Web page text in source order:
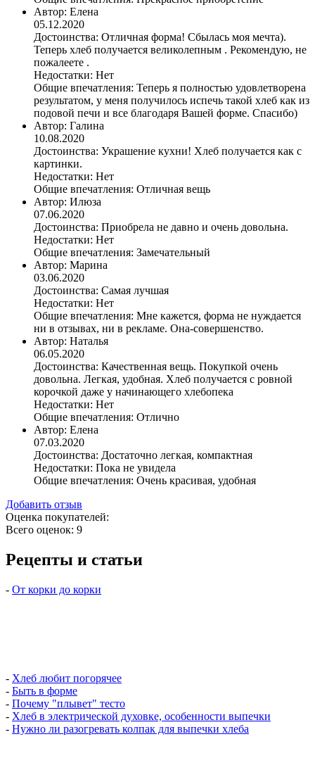
Автор: Елена
05.12.2020
Достоинства: Отличная форма! Сбылась моя мечта).
Теперь хлеб получается великолепным . Рекомендую, не
пожалеете .
Недостатки: Нет
Общие впечатления: Теперь я полностью удовлетворена
результатом, у меня получилось испечь такой хлеб как из
подовой печи и все благодаря Вашей форме. Спасибо)
Автор: Галина
10.08.2020
Достоинства: Украшение кухни! Хлеб получается как с
картинки.
Недостатки: Нет
Общие впечатления: Отличная вещь
Автор: Илюза
07.06.2020
Достоинства: Приобрела не давно и очень довольна.
Недостатки: Нет
Общие впечатления: Замечательный
Автор: Марина
03.06.2020
Достоинства: Самая лучшая
Недостатки: Нет
Общие впечатления: Мне кажется, форма не нуждается
ни в отзывах, ни в рекламе. Она-совершенство.
Автор: Наталья
06.05.2020
Достоинства: Качественная вещь. Покупкой очень
довольна. Легкая, удобная. Хлеб получается с ровной
корочкой даже у начинающего хлебопека
Недостатки: Нет
Общие впечатления: Отлично
Автор: Елена
07.03.2020
Достоинства: Достаточно легкая, компактная
Недостатки: Пока не увидела
Общие впечатления: Очень красивая, удобная
Добавить отзыв
Оценка покупателей:
Всего оценок: 9
Рецепты и статьи
- От корки до корки
- Хлеб любит погорячее
- Быть в форме
- Почему "плывет" тесто
- Хлеб в электрической духовке, особенности выпечки
- Нужно ли разогревать колпак для выпечки хлеба